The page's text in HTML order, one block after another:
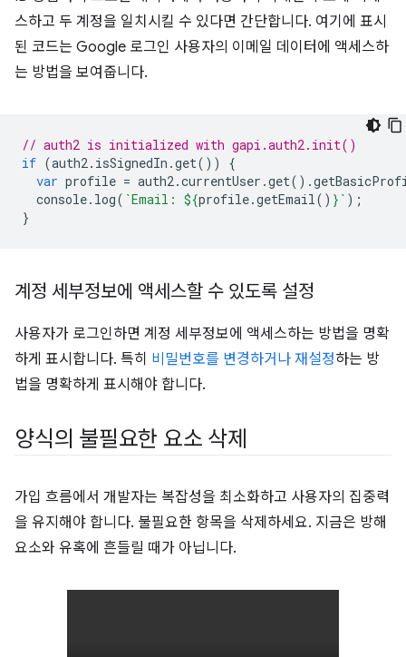
스하고 두 계정을 일치시킬 수 있다면 간단합니다. 여기에 표시
된 코드는 Google 로그인 사용자의 이메일 데이터에 액세스하
는 방법을 보여줍니다.
// auth2 is initialized with gapi.auth2.init()
if (auth2. isSignedIn .get())
{
var profile = auth2.currentUser .get().
console. log( `Email: ${profile.getEmail() } ` );
}
계정 세부정보에 액세스할 수 있도록 설정
사용자가 로그인하면 계정 세부정보에 액세스하는 방법을 명확
하게 표시합니다. 특히 비밀번호를 변경하거나 재설정하는 방
법을 명확하게 표시해야 합니다.
양식의 불필요한 요소 삭제
가입 흐름에서 개발자는 복잡성을 최소화하고 사용자의 집중력
을 유지해야 합니다. 불필요한 항목을 삭제하세요. 지금은 방해
요소와 유혹에 흔들릴 때가 아닙니다.